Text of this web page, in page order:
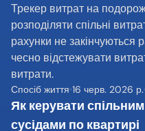
Трекер витрат на
розподіляти спільні
рахунки не закінчуються
чесно відстежувати
витрати.
Спосіб життя 16 черв. 2026 р.
Як керувати
сусідами по квартирі